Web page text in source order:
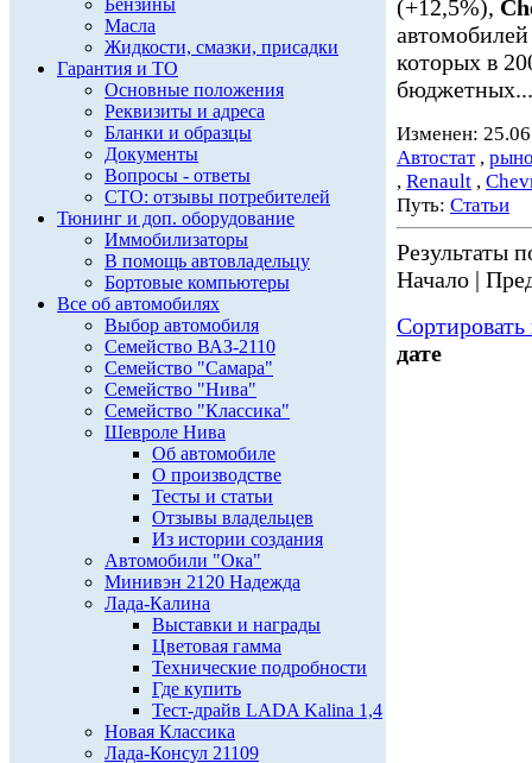
Бензины
Масла
Жидкости, смазки, присадки
Гарантия и ТО
Основные положения
Реквизиты и адреса
Бланки и образцы
Документы
Вопросы - ответы
СТО: отзывы потребителей
Тюнинг и доп. оборудование
Иммобилизаторы
В помощь автовладельцу
Бортовые компьютеры
Все об автомобилях
Выбор автомобиля
Семейство ВАЗ-2110
Семейство "Самара"
Семейство "Нива"
Семейство "Классика"
Шевроле Нива
Об автомобиле
О производстве
Тесты и статьи
Отзывы владельцев
Из истории создания
Автомобили "Ока"
Минивэн 2120 Надежда
Лада-Калина
Выставки и награды
Цветовая гамма
Технические подробности
Где купить
Тест-драйв LADA Kalina 1,4
Новая Классика
Лада-Консул 21109
(+12,5%),
которых в
бюджетных...
Изменен:
Автостат,
, Renault ,
Путь: Статьи
Результаты
Начало |
дате